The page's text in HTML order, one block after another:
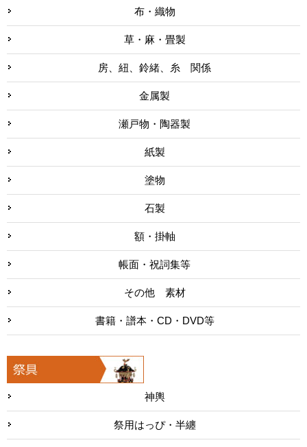
布・織物
草・麻・畳製
房、紐、鈴緒、糸 関係
金属製
瀬戸物・陶器製
紙製
塗物
石製
額・掛軸
帳面・祝詞集等
その他 素材
書籍・譜本・CD・DVD等
神輿
祭用はっぴ・半纏